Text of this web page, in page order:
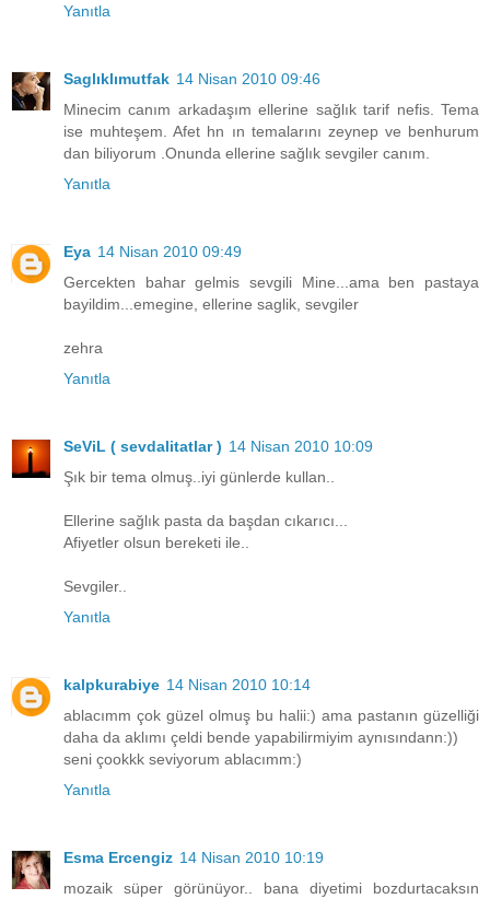
Yanıtla
Saglıklımutfak 14 Nisan 2010 09:46
Minecim canım arkadaşım ellerine sağlık tarif nefis. Tema
ise muhteşem. Afet hn ın temalarını zeynep ve benhurum
dan biliyorum .Onunda ellerine sağlık sevgiler canım.
Yanıtla
Eya 14 Nisan 2010 09:49
Gercekten bahar gelmis sevgili Mine...ama ben pastaya
bayildim...emegine, ellerine saglik, sevgiler
zehra
Yanıtla
SeViL ( sevdalitatlar ) 14 Nisan 2010 10:09
Şık bir tema olmuş..iyi günlerde kullan..
Ellerine sağlık pasta da başdan cıkarıcı...
Afiyetler olsun bereketi ile..
Sevgiler..
Yanıtla
kalpkurabiye 14 Nisan 2010 10:14
ablacımm çok güzel olmuş bu halii:) ama pastanın güzelliği
daha da aklımı çeldi bende yapabilirmiyim aynısındann:))
seni çookkk seviyorum ablacımm:)
Yanıtla
Esma Ercengiz 14 Nisan 2010 10:19
mozaik süper görünüyor.. bana diyetimi bozdurtacaksın